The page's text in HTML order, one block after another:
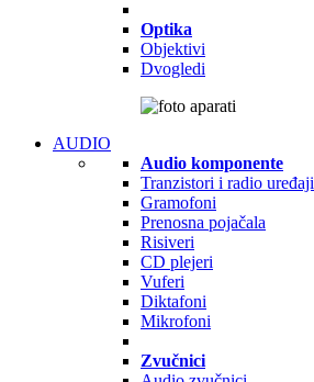
Optika
Objektivi
Dvogledi
AUDIO
Audio komponente
Tranzistori i radio uređaji
Gramofoni
Prenosna pojačala
Risiveri
CD plejeri
Vuferi
Diktafoni
Mikrofoni
Zvučnici